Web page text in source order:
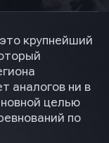
крупнейший
аналогов ни в
целью
по